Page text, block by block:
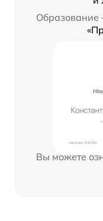
Образование
Вы можете